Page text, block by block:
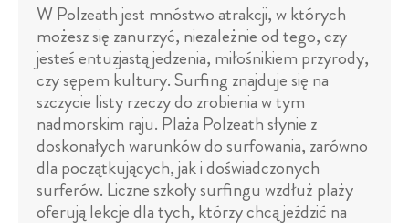
W Polzeath jest mnóstwo atrakcji, w których
możesz się zanurzyć, niezależnie od tego, czy
jesteś entuzjastą jedzenia, miłośnikiem przyrody,
czy sępem kultury. Surfing znajduje się na
szczycie listy rzeczy do zrobienia w tym
nadmorskim raju. Plaża Polzeath słynie z
doskonałych warunków do surfowania, zarówno
dla początkujących, jak i doświadczonych
surferów. Liczne szkoły surfingu wzdłuż plaży
oferują lekcje dla tych, którzy chcą jeździć na